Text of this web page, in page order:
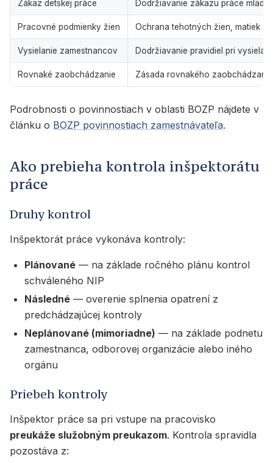
Zákaz detskej práce Dodržiavanie zákazu práce
Pracovné podmienky žien Ochrana tehotných žien, matiek a
Vysielanie zamestnancov Dodržiavanie pravidiel pri
Rovnaké zaobchádzanie Zásada rovnakého
Podrobnosti o povinnostiach v oblasti BOZP nájdete v
článku o BOZP povinnostiach zamestnávateľa.
Ako prebieha kontrola inšpektorátu
práce
Druhy kontrol
Inšpektorát práce vykonáva kontroly:
Plánované — na základe ročného plánu kontrol
schváleného NIP
Následné — overenie splnenia opatrení z
predchádzajúcej kontroly
Neplánované (mimoriadne) — na základe podnetu
zamestnanca, odborovej organizácie alebo iného
orgánu
Priebeh kontroly
Inšpektor práce sa pri vstupe na pracovisko
preukáže služobným preukazom. Kontrola spravidla
pozostáva z: